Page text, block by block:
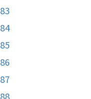
83
84
85
86
87
88